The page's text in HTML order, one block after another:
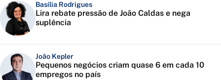
Basília Rodrigues
Lira rebate pressão de João Caldas e nega
suplência
João Kepler
Pequenos negócios criam quase 6 em cada 10
empregos no país